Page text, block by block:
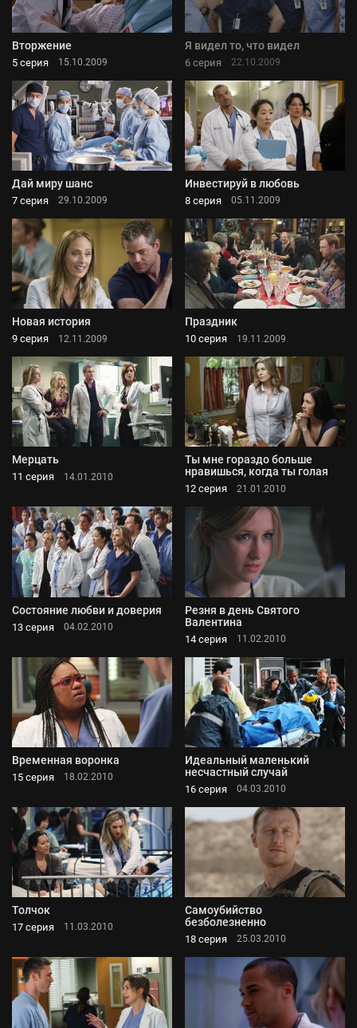
Вторжение
5 серия 15.10.2009
Я видел то, что видел
6 серия 22.10.2009
Дай миру шанс
7 серия 29.10.2009
Инвестируй в любовь
8 серия 05.11.2009
Новая история
9 серия 12.11.2009
Праздник
10 серия 19.11.2009
Мерцать
11 серия 14.01.2010
Ты мне гораздо больше
нравишься, когда ты голая
12 серия 21.01.2010
Состояние любви и доверия
13 серия 04.02.2010
Резня в день Святого
Валентина
14 серия 11.02.2010
Временная воронка
15 серия 18.02.2010
Идеальный маленький
несчастный случай
16 серия 04.03.2010
Толчок
17 серия 11.03.2010
Самоубийство
безболезненно
18 серия 25.03.2010